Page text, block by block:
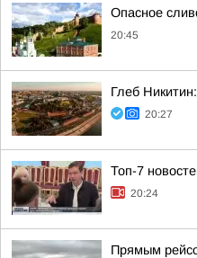
Опасное
20:45
Глеб
20:27
Топ-7
20:24
Прямым